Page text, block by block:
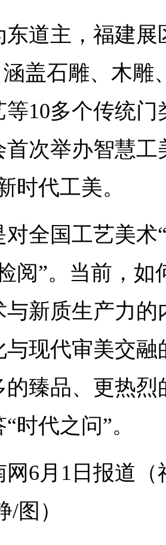
东道主，福建
涵盖石雕、木雕
等10多个传统
首次举办智慧工
时代工美。
对全国工艺美术
阅”。当前，
与新质生产力
与现代审美交
的臻品、更热
时代之问”。
网6月1日报道
图）